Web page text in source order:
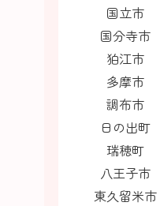
国立市
国分寺市
狛江市
多摩市
調布市
日の出町
瑞穂町
八王子市
東久留米市